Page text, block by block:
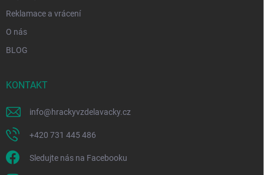
Reklamace a vrácení
O nás
BLOG
KONTAKT
info@hrackyvzdelavacky.cz
+420 731 445 486
Sledujte nás na Facebooku